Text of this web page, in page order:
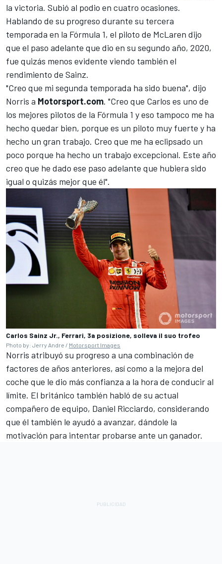
la victoria. Subió al podio en cuatro ocasiones.
Hablando de su progreso durante su tercera
temporada en la Fórmula 1, el piloto de McLaren dijo
que el paso adelante que dio en su segundo año, 2020,
fue quizás menos evidente viendo también el
rendimiento de Sainz.
"Creo que mi segunda temporada ha sido buena", dijo
Norris a Motorsport.com. "Creo que Carlos es uno de
los mejores pilotos de la Fórmula 1 y eso tampoco me ha
hecho quedar bien, porque es un piloto muy fuerte y ha
hecho un gran trabajo. Creo que me ha eclipsado un
poco porque ha hecho un trabajo excepcional. Este año
creo que he dado ese paso adelante que hubiera sido
igual o quizás mejor que él".
Carlos Sainz Jr., Ferrari, 3a posizione, solleva il suo trofeo
Photo by: Jerry Andre / Motorsport Images
Norris atribuyó su progreso a una combinación de
factores de años anteriores, así como a la mejora del
coche que le dio más confianza a la hora de conducir al
límite. El británico también habló de su actual
compañero de equipo, Daniel Ricciardo, considerando
que él también le ayudó a avanzar, dándole la
motivación para intentar probarse ante un ganador.